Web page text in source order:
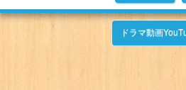
ドラマ動画